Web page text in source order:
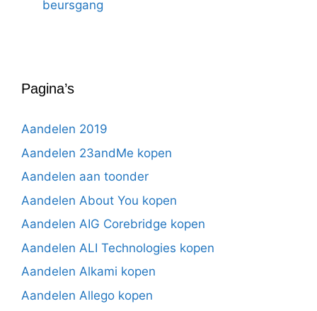
beursgang
Pagina’s
Aandelen 2019
Aandelen 23andMe kopen
Aandelen aan toonder
Aandelen About You kopen
Aandelen AIG Corebridge kopen
Aandelen ALI Technologies kopen
Aandelen Alkami kopen
Aandelen Allego kopen